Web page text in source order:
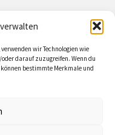
verwenden wir Technologien wie
darauf zuzugreifen. Wenn du
bestimmte Merkmale und
in schreiben.